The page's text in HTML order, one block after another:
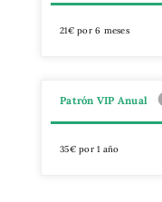
21€ por 6 meses
Patrón VIP Anual
35€ por 1 año